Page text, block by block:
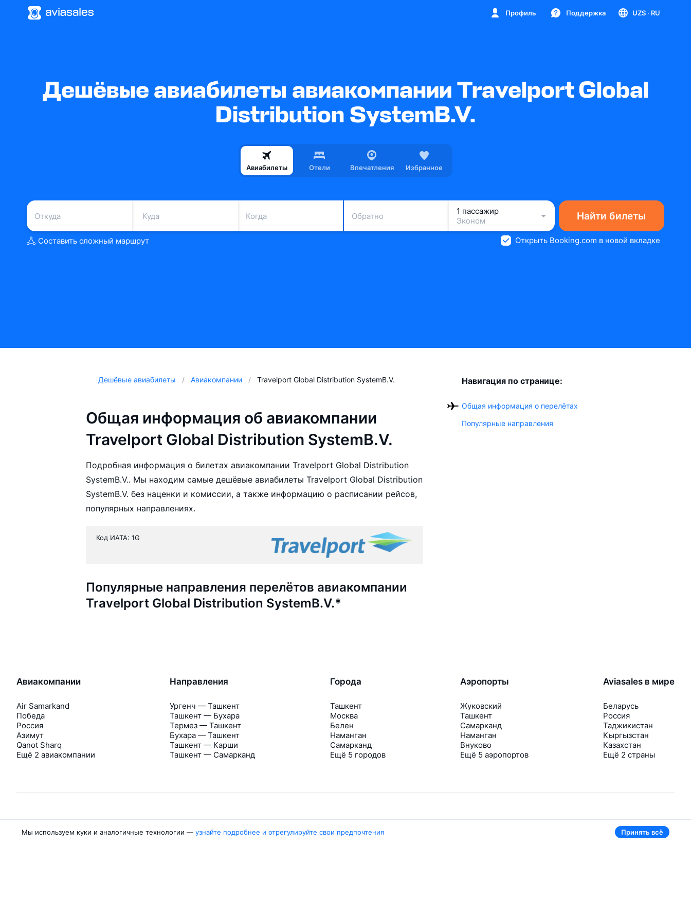
Профиль Поддержка UZS · RU
Дешёвые авиабилеты авиакомпании Travelport Global
Distribution SystemB.V.
Авиабилеты Отели Впечатления Избранное
Когда Обратно
1 пассажир
Эконом
Найти билеты
Составить сложный маршрут Открыть Booking.com в новой вкладке
Дешёвые авиабилеты Авиакомпании Travelport Global Distribution SystemB.V.
Общая информация об авиакомпании
Travelport Global Distribution SystemB.V.
Подробная информация о билетах авиакомпании Travelport Global Distribution
SystemB.V.. Мы находим самые дешёвые авиабилеты Travelport Global Distribution
SystemB.V. без наценки и комиссии, а также информацию о расписании рейсов,
популярных направлениях.
Код ИАТА: 1G
Популярные направления перелётов авиакомпании
Travelport Global Distribution SystemB.V.*
Навигация по странице:
Общая информация о перелётах
Популярные направления
Авиакомпании
Air Samarkand
Победа
Россия
Азимут
Qanot Sharq
Ещё 2 авиакомпании
Направления
Ургенч — Ташкент
Ташкент — Бухара
Термез — Ташкент
Бухара — Ташкент
Ташкент — Карши
Ташкент — Самарканд
Города
Ташкент
Москва
Белен
Наманган
Самарканд
Ещё 5 городов
Аэропорты
Жуковский
Ташкент
Самарканд
Наманган
Внуково
Ещё 5 аэропортов
Aviasales в мире
Беларусь
Россия
Таджикистан
Кыргызстан
Казахстан
Ещё 2 страны
Авиасейлс
Об Авиасейлс
Travelpayouts
Мы используем куки и аналогичные технологии — узнайте подробнее и отрегулируйте свои предпочтения Принять всё